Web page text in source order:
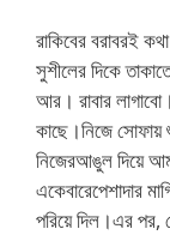
রাকিবের বরাবরই
সুশীলের দিকে
আর। রাবার
কাছে।নিজে সোফায়
নিজেরআঙুল দিয়ে
একেবারেপেশাদার
পরিয়ে দিল।এর পর,